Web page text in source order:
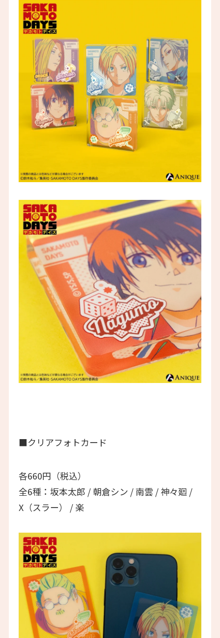
■クリアフォトカード
各660円（税込）
全6種：坂本太郎 / 朝倉シン / 南雲 / 神々廻 /
X（スラー） / 楽